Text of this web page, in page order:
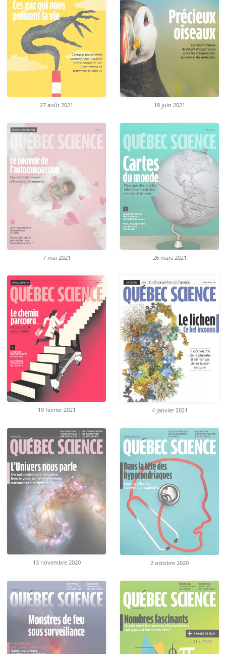
27 août 2021 18 juin 2021
7 mai 2021 26 mars 2021
19 février 2021 4 janvier 2021
13 novembre 2020 2 octobre 2020